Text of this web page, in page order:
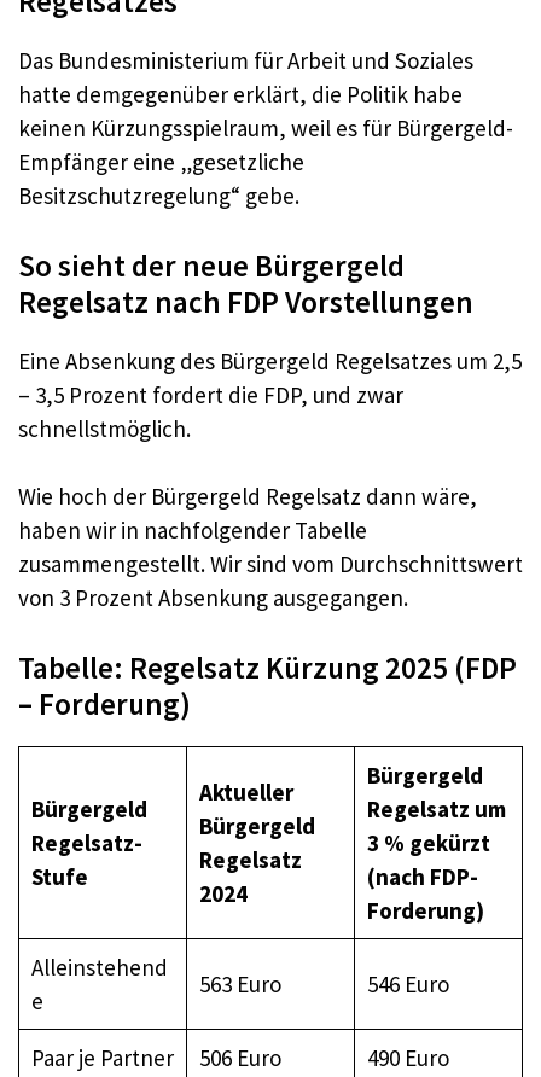
Das Bundesministerium für Arbeit und Soziales
hatte demgegenüber erklärt, die Politik habe
keinen Kürzungsspielraum, weil es für Bürgergeld-
Empfänger eine „gesetzliche
Besitzschutzregelung“ gebe.
So sieht der neue Bürgergeld
Regelsatz nach FDP Vorstellungen
Eine Absenkung des Bürgergeld Regelsatzes um 2,5
– 3,5 Prozent fordert die FDP, und zwar
schnellstmöglich.
Wie hoch der Bürgergeld Regelsatz dann wäre,
haben wir in nachfolgender Tabelle
zusammengestellt. Wir sind vom Durchschnittswert
von 3 Prozent Absenkung ausgegangen.
Tabelle: Regelsatz Kürzung 2025 (FDP
– Forderung)
Bürgergeld
Regelsatz-
Stufe
Aktueller
Bürgergeld
Regelsatz
2024
Bürgergeld
Regelsatz um
3 % gekürzt
(nach FDP-
Forderung)
Alleinstehend
e
563 Euro 546 Euro
Paar je Partner 506 Euro
490 Euro